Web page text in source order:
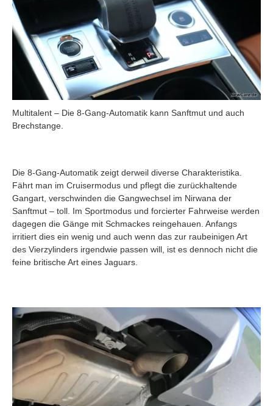
Multitalent – Die 8-Gang-Automatik kann Sanftmut und auch
Brechstange.
Die 8-Gang-Automatik zeigt derweil diverse Charakteristika.
Fährt man im Cruisermodus und pflegt die zurückhaltende
Gangart, verschwinden die Gangwechsel im Nirwana der
Sanftmut – toll. Im Sportmodus und forcierter Fahrweise werden
dagegen die Gänge mit Schmackes reingehauen. Anfangs
irritiert dies ein wenig und auch wenn das zur raubeinigen Art
des Vierzylinders irgendwie passen will, ist es dennoch nicht die
feine britische Art eines Jaguars.